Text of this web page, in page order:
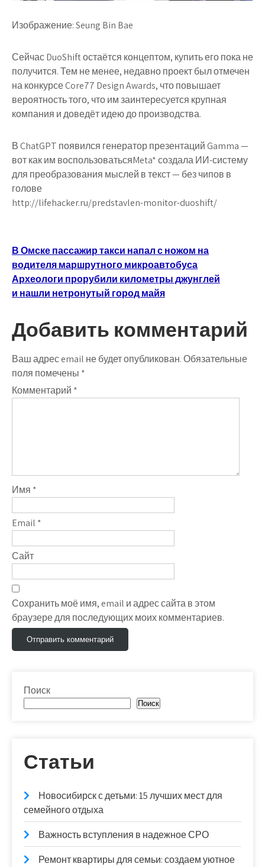
Изображение: Seung Bin Bae
Сейчас DuoShift остаётся концептом, купить его пока не
получится. Тем не менее, недавно проект был отмечен
на конкурсе Core77 Design Awards, что повышает
вероятность того, что им заинтересуется крупная
компания и доведёт идею до производства.
В ChatGPT появился генератор презентаций Gamma —
вот как им воспользоватьсяMeta* создала ИИ-систему
для преобразования мыслей в текст — без чипов в
голове
http://lifehacker.ru/predstavlen-monitor-duoshift/
Навигация
по
записям
В Омске пассажир такси напал с ножом на
водителя маршрутного микроавтобуса
Археологи прорубили километры джунглей
и нашли нетронутый город майя
Добавить комментарий
Ваш адрес email не будет опубликован.Обязательные
поля помечены *
Комментарий *
Имя *
Email *
Сайт
Сохранить моё имя, email и адрес сайта в этом
браузере для последующих моих комментариев.
Поиск
Поиск
Статьи
Новосибирск с детьми: 15 лучших мест для
семейного отдыха
Важность вступления в надежное СРО
Ремонт квартиры для семьи: создаем уютное